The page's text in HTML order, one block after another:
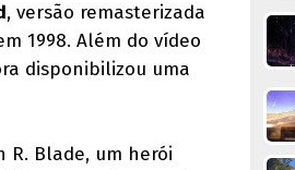
, versão remasterizada
1998. Além do vídeo
disponibilizou uma
R. Blade, um herói